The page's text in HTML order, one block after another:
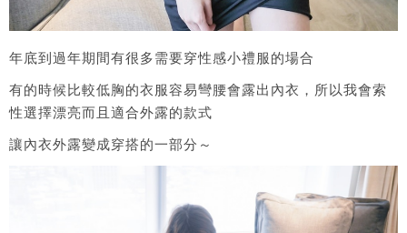
年底到過年期間有很多需要穿性感小禮服的場合
有的時候比較低胸的衣服容易彎腰會露出內衣，所以我會索
性選擇漂亮而且適合外露的款式
讓內衣外露變成穿搭的一部分～